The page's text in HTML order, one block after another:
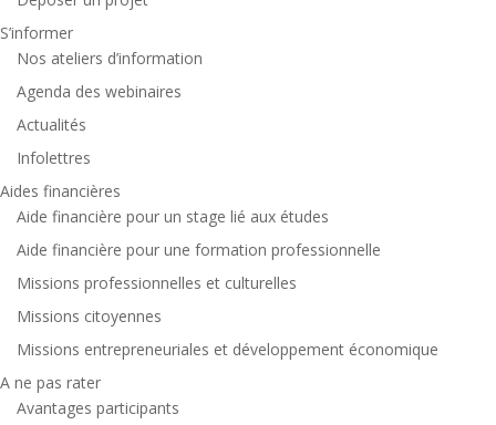
S’informer
Nos ateliers d’information
Agenda des webinaires
Actualités
Infolettres
Aides financières
Aide financière pour un stage lié aux études
Aide financière pour une formation professionnelle
Missions professionnelles et culturelles
Missions citoyennes
Missions entrepreneuriales et développement économique
A ne pas rater
Avantages participants